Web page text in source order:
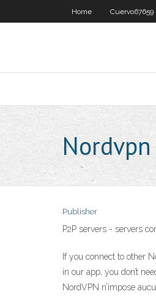
Home Cuervo67659
Publisher
P2P servers - servers
If you connect to other
in our app, you don’t
NordVPN n’impose